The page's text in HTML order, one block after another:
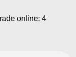
online: 4